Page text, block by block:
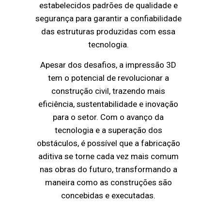
estabelecidos padrões de qualidade e
segurança para garantir a confiabilidade
das estruturas produzidas com essa
tecnologia.
Apesar dos desafios, a impressão 3D
tem o potencial de revolucionar a
construção civil, trazendo mais
eficiência, sustentabilidade e inovação
para o setor. Com o avanço da
tecnologia e a superação dos
obstáculos, é possível que a fabricação
aditiva se torne cada vez mais comum
nas obras do futuro, transformando a
maneira como as construções são
concebidas e executadas.